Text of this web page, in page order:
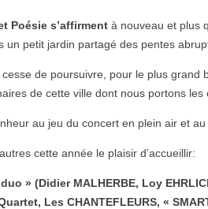
Poésie s’affirment à nouveau et plus
petit jardin partagé des pentes
de poursuivre, pour le plus
de cette ville dont nous portons les
au jeu du concert en plein air et au
cette année le plaisir d’accueillir:
» (Didier MALHERBE, Loy
Les CHANTEFLEURS, «